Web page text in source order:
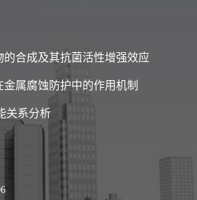
的合成及其抗菌活性增强效应
属腐蚀防护中的作用机制
关系分析